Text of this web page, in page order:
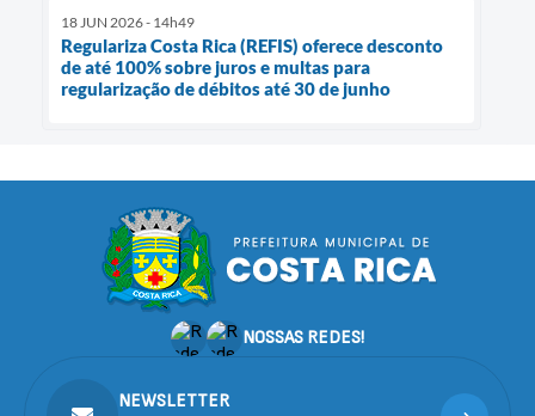
18 JUN 2026 - 14h49
Regulariza Costa Rica (REFIS) oferece desconto
de até 100% sobre juros e multas para
regularização de débitos até 30 de junho
NOSSAS REDES!
NEWSLETTER